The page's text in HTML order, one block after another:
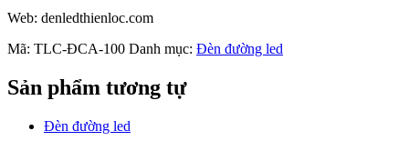
Web: denledthienloc.com
Mã: TLC-ĐCA-100 Danh mục: Đèn đường led
Sản phẩm tương tự
Đèn đường led